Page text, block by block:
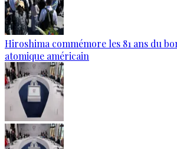
Hiroshima commémore les 81 ans du
atomique américain